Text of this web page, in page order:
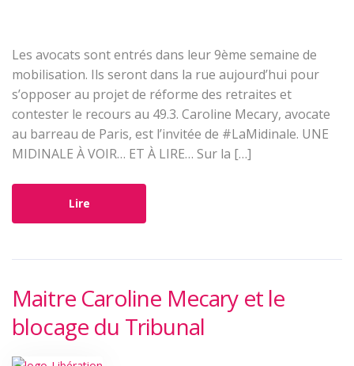
Les avocats sont entrés dans leur 9ème semaine de
mobilisation. Ils seront dans la rue aujourd’hui pour
s’opposer au projet de réforme des retraites et
contester le recours au 49.3. Caroline Mecary, avocate
au barreau de Paris, est l’invitée de #LaMidinale. UNE
MIDINALE À VOIR… ET À LIRE… Sur la […]
Lire
Maitre Caroline Mecary et le
blocage du Tribunal